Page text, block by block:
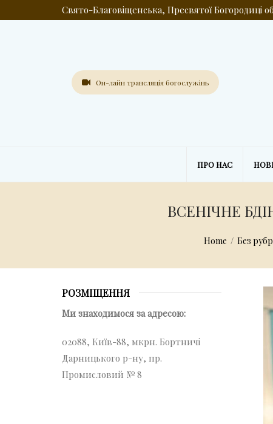
Свято-Благовіщенська, Пресвятої Богородиці
Он-лайн трансляція богослужінь
ПРО НАС
ВСЕНІЧНЕ
Home / Без
РОЗМІЩЕННЯ
Ми знаходимося за адресою:
02088, Київ-88, мкрн. Бортничі
Дарницького р-ну, пр.
Промисловий № 8